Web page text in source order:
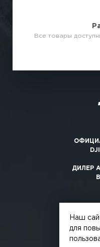
Все товары
ДИЛЕР
Наш
для